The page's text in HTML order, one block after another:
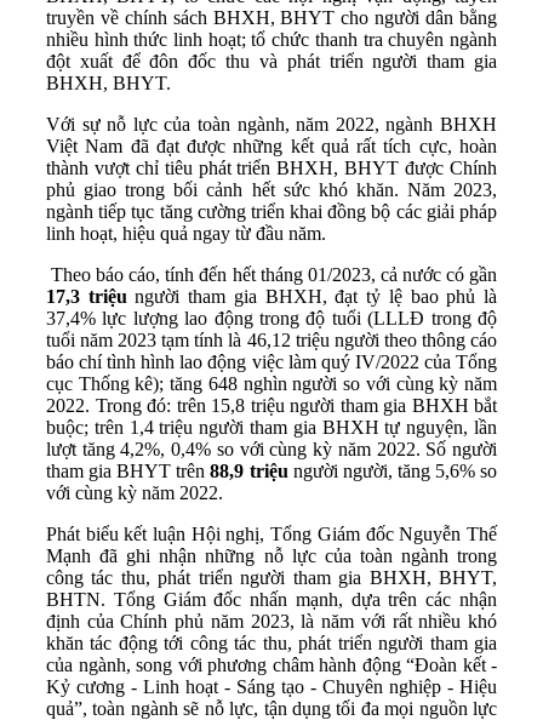
truyền về chính sách BHXH, BHYT cho người dân bằng
nhiều hình thức linh hoạt; tổ chức thanh tra chuyên ngành
đột xuất để đôn đốc thu và phát triển người tham gia
BHXH, BHYT.
Với sự nỗ lực của toàn ngành, năm 2022, ngành BHXH
Việt Nam đã đạt được những kết quả rất tích cực, hoàn
thành vượt chỉ tiêu phát triển BHXH, BHYT được Chính
phủ giao trong bối cảnh hết sức khó khăn. Năm 2023,
ngành tiếp tục tăng cường triển khai đồng bộ các giải pháp
linh hoạt, hiệu quả ngay từ đầu năm.
Theo báo cáo, tính đến hết tháng 01/2023, cả nước có gần
17,3 triệu người tham gia BHXH, đạt tỷ lệ bao phủ là
37,4% lực lượng lao động trong độ tuổi (LLLĐ trong độ
tuổi năm 2023 tạm tính là 46,12 triệu người theo thông cáo
báo chí tình hình lao động việc làm quý IV/2022 của Tổng
cục Thống kê); tăng 648 nghìn người so với cùng kỳ năm
2022. Trong đó: trên 15,8 triệu người tham gia BHXH bắt
buộc; trên 1,4 triệu người tham gia BHXH tự nguyện, lần
lượt tăng 4,2%, 0,4% so với cùng kỳ năm 2022. Số người
tham gia BHYT trên88,9 triệu người người, tăng 5,6% so
với cùng kỳ năm 2022.
Phát biểu kết luận Hội nghị, Tổng Giám đốc Nguyễn Thế
Mạnh đã ghi nhận những nỗ lực của toàn ngành trong
công tác thu, phát triển người tham gia BHXH, BHYT,
BHTN. Tổng Giám đốc nhấn mạnh, dựa trên các nhận
định của Chính phủ năm 2023, là năm với rất nhiều khó
khăn tác động tới công tác thu, phát triển người tham gia
của ngành, song với phương châm hành động “Đoàn kết -
Kỷ cương - Linh hoạt - Sáng tạo - Chuyên nghiệp - Hiệu
quả”, toàn ngành sẽ nỗ lực, tận dụng tối đa mọi nguồn lực